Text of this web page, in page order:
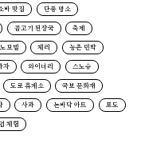
바 맛집 단풍 명소
곰고기 된장국 축제
모빌 체리 농촌 민박
자 와이너리 스노슈
도로 휴게소 국보 문화재
사과 논바닥 아트 포도
체험